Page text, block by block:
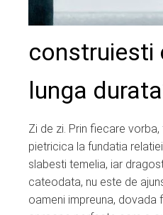
construiesti
lunga
Zi de zi. Prin fiecare
pietricica la fundatia
slabesti temelia, iar
cateodata, nu este de
oameni impreuna, dovada